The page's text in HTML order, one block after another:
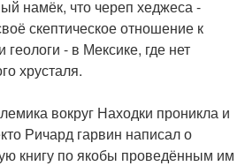
намёк, что череп хеджеса -
скептическое отношение к
- в Мексике, где нет
хрусталя.
вокруг Находки проникла и
Ричард гарвин написал о
книгу по якобы проведённым им